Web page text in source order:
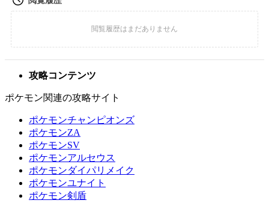
攻略コンテンツ
ポケモン関連の攻略サイト
ポケモンチャンピオンズ
ポケモンZA
ポケモンSV
ポケモンアルセウス
ポケモンダイパリメイク
ポケモンユナイト
ポケモン剣盾